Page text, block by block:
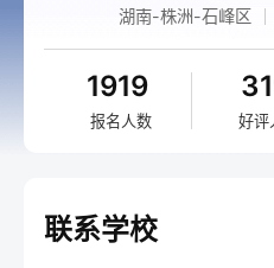
湖南-株洲-石峰区
1919
报名人数 好评
联系学校